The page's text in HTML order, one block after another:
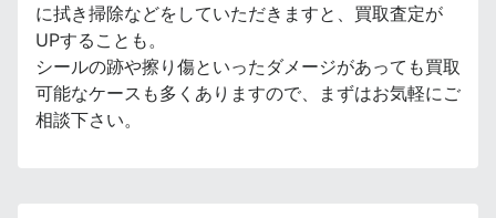
に拭き掃除などをしていただきますと、買取査定が
UPすることも。
シールの跡や擦り傷といったダメージがあっても買取
可能なケースも多くありますので、まずはお気軽にご
相談下さい。